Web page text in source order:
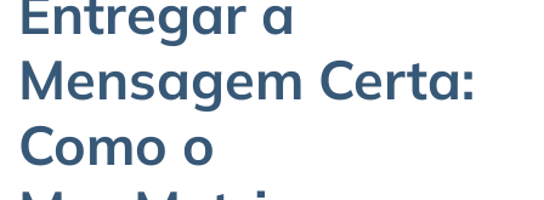
Mensagem Certa:
Como o